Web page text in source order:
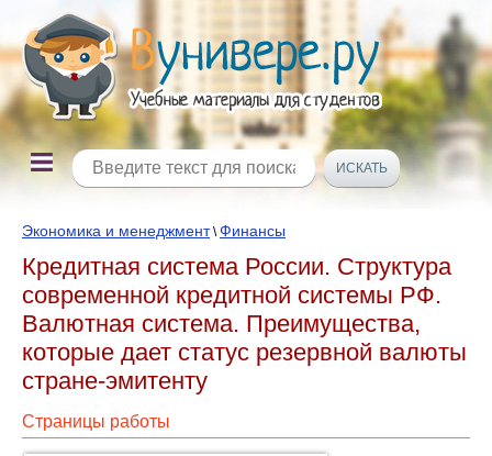
Экономика и менеджмент\Финансы
Кредитная система России. Структура
современной кредитной системы РФ.
Валютная система. Преимущества,
которые дает статус резервной валюты
стране-эмитенту
Страницы работы